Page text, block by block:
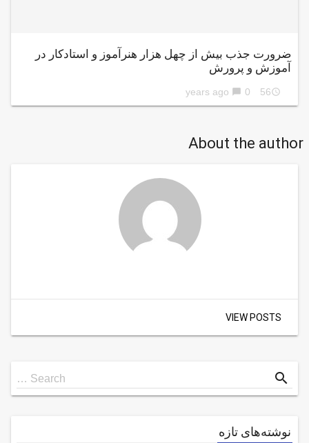
ضرورت جذب بیش از چهل هزار هنرآموز و استادکار در
آموزش و پرورش
access_time
56 years ago
chat_bubble 0
About the author
VIEW POSTS
Search
for
Search … search
نوشته‌های تازه